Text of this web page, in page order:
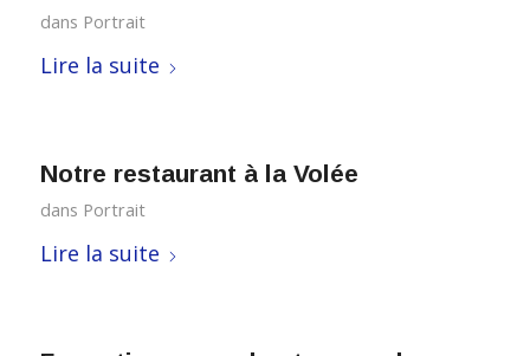
dans Portrait
Lire la suite
Notre restaurant à la Volée
dans Portrait
Lire la suite